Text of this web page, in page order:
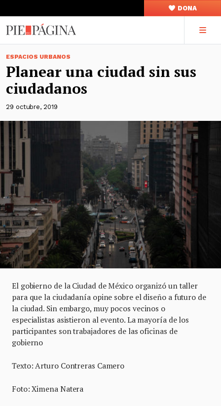
DONA
ESPACIOS URBANOS
Planear una ciudad sin sus
ciudadanos
29 octubre, 2019
El gobierno de la Ciudad de México organizó un taller
para que la ciudadanía opine sobre el diseño a futuro de
la ciudad. Sin embargo, muy pocos vecinos o
especialistas asistieron al evento. La mayoría de los
participantes son trabajadores de las oficinas de
gobierno
Texto: Arturo Contreras Camero
Foto: Ximena Natera